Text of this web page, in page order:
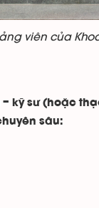
viên của
kỹ sư (hoặc
sâu: